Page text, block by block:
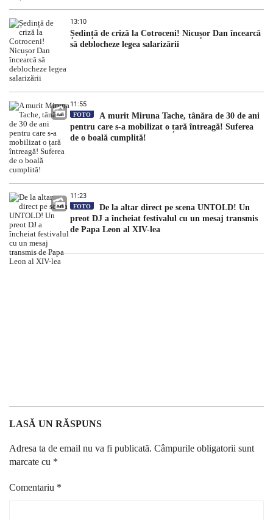
13:10
Ședință de criză la Cotroceni! Nicușor Dan încearcă
să deblocheze legea salarizării
11:55
FOTO
A murit Miruna Tache, tânăra de 30 de ani
pentru care s-a mobilizat o țară întreagă! Suferea
de o boală cumplită!
11:23
FOTO
De la altar direct pe scena UNTOLD! Un
preot DJ a încheiat festivalul cu un mesaj transmis
de Papa Leon al XIV-lea
LASĂ UN RĂSPUNS
Adresa ta de email nu va fi publicată. Câmpurile obligatorii sunt
marcate cu *
Comentariu *